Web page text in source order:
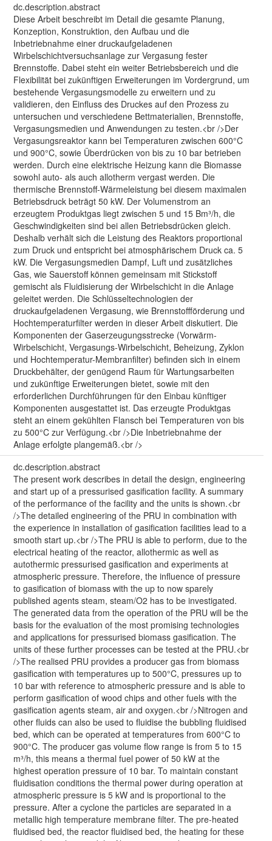
dc.description.abstract
Diese Arbeit beschreibt im Detail die gesamte Planung,
Konzeption, Konstruktion, den Aufbau und die
Inbetriebnahme einer druckaufgeladenen
Wirbelschichtversuchsanlage zur Vergasung fester
Brennstoffe. Dabei steht ein weiter Betriebsbereich und die
Flexibilität bei zukünftigen Erweiterungen im Vordergrund, um
bestehende Vergasungsmodelle zu erweitern und zu
validieren, den Einfluss des Druckes auf den Prozess zu
untersuchen und verschiedene Bettmaterialien, Brennstoffe,
Vergasungsmedien und Anwendungen zu testen.<br />Der
Vergasungsreaktor kann bei Temperaturen zwischen 600°C
und 900°C, sowie Überdrücken von bis zu 10 bar betrieben
werden. Durch eine elektrische Heizung kann die Biomasse
sowohl auto- als auch allotherm vergast werden. Die
thermische Brennstoff-Wärmeleistung bei diesem maximalen
Betriebsdruck beträgt 50 kW. Der Volumenstrom an
erzeugtem Produktgas liegt zwischen 5 und 15 Bm³/h, die
Geschwindigkeiten sind bei allen Betriebsdrücken gleich.
Deshalb verhält sich die Leistung des Reaktors proportional
zum Druck und entspricht bei atmosphärischem Druck ca. 5
kW. Die Vergasungsmedien Dampf, Luft und zusätzliches
Gas, wie Sauerstoff können gemeinsam mit Stickstoff
gemischt als Fluidisierung der Wirbelschicht in die Anlage
geleitet werden. Die Schlüsseltechnologien der
druckaufgeladenen Vergasung, wie Brennstoffförderung und
Hochtemperaturfilter werden in dieser Arbeit diskutiert. Die
Komponenten der Gaserzeugungsstrecke (Vorwärm-
Wirbelschicht, Vergasungs-Wirbelschicht, Beheizung, Zyklon
und Hochtemperatur-Membranfilter) befinden sich in einem
Druckbehälter, der genügend Raum für Wartungsarbeiten
und zukünftige Erweiterungen bietet, sowie mit den
erforderlichen Durchführungen für den Einbau künftiger
Komponenten ausgestattet ist. Das erzeugte Produktgas
steht an einem gekühlten Flansch bei Temperaturen von bis
zu 500°C zur Verfügung.<br />Die Inbetriebnahme der
Anlage erfolgte plangemäß.<br />
dc.description.abstract
The present work describes in detail the design, engineering
and start up of a pressurised gasification facility. A summary
of the performance of the facility and the units is shown.<br
/>The detailed engineering of the PRU in combination with
the experience in installation of gasification facilities lead to a
smooth start up.<br />The PRU is able to perform, due to the
electrical heating of the reactor, allothermic as well as
autothermic pressurised gasification and experiments at
atmospheric pressure. Therefore, the influence of pressure
to gasification of biomass with the up to now sparely
published agents steam, steam/O2 has to be investigated.
The generated data from the operation of the PRU will be the
basis for the evaluation of the most promising technologies
and applications for pressurised biomass gasification. The
units of these further processes can be tested at the PRU.<br
/>The realised PRU provides a producer gas from biomass
gasification with temperatures up to 500°C, pressures up to
10 bar with reference to atmospheric pressure and is able to
perform gasification of wood chips and other fuels with the
gasification agents steam, air and oxygen.<br />Nitrogen and
other fluids can also be used to fluidise the bubbling fluidised
bed, which can be operated at temperatures from 600°C to
900°C. The producer gas volume flow range is from 5 to 15
m³/h, this means a thermal fuel power of 50 kW at the
highest operation pressure of 10 bar. To maintain constant
fluidisation conditions the thermal power during operation at
atmospheric pressure is 5 kW and is proportional to the
pressure. After a cyclone the particles are separated in a
metallic high temperature membrane filter. The pre-heated
fluidised bed, the reactor fluidised bed, the heating for these